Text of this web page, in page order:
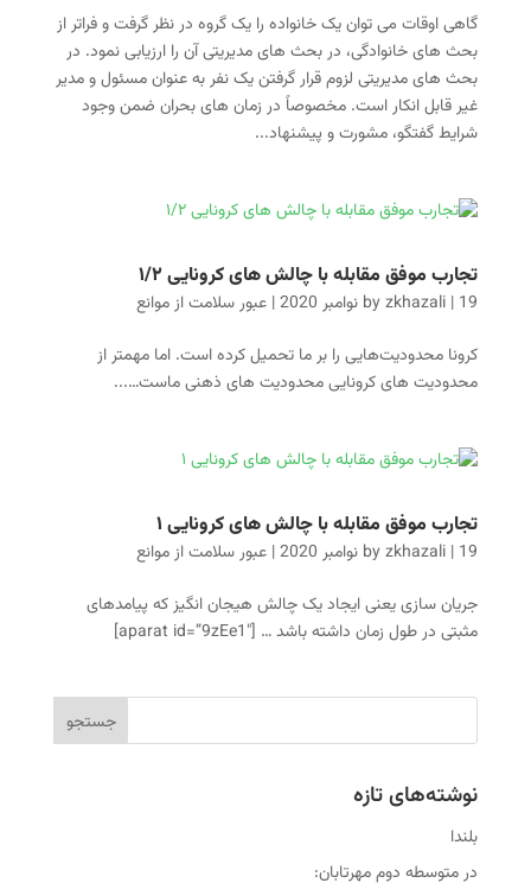
گاهی اوقات می توان یک خانواده را یک گروه در نظر گرفت و فراتر از
بحث های خانوادگی، در بحث های مدیریتی آن را ارزیابی نمود. در
بحث های مدیریتی لزوم قرار گرفتن یک نفر به عنوان مسئول و مدیر
غیر قابل انکار است. مخصوصاً در زمان های بحران ضمن وجود
شرایط گفتگو، مشورت و پیشنهاد...
تجارب موفق مقابله با چالش های کرونایی ۱/۲
byzkhazali | 19 نوامبر 2020 | عبور سلامت از موانع
کرونا محدودیت‌هایی را بر ما تحمیل کرده است. اما مهمتر از
محدودیت های کرونایی محدودیت های ذهنی ماست…...
تجارب موفق مقابله با چالش های کرونایی ۱
byzkhazali | 19 نوامبر 2020 | عبور سلامت از موانع
جریان سازی یعنی ایجاد یک چالش هیجان انگیز که پیامدهای
مثبتی در طول زمان داشته باشد … [aparat id=”9zEe1″]
نوشته‌های تازه
بلندا
در متوسطه دوم مهرتابان: